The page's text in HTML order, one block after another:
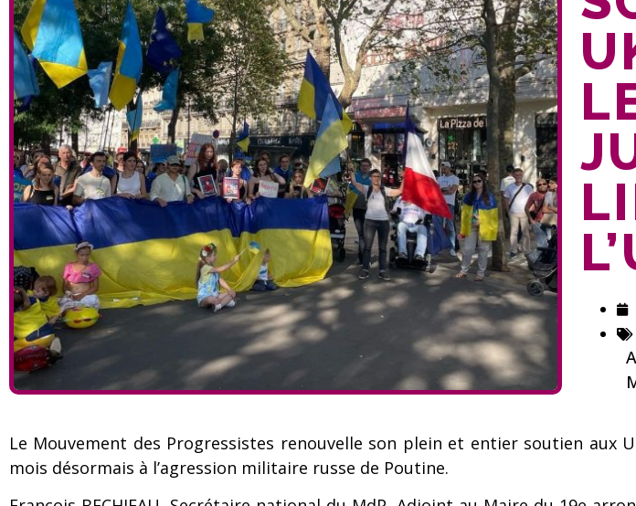
Le Mouvement des Progressistes renouvelle son plein et entier soutien
mois désormais à l’agression militaire russe de Poutine.